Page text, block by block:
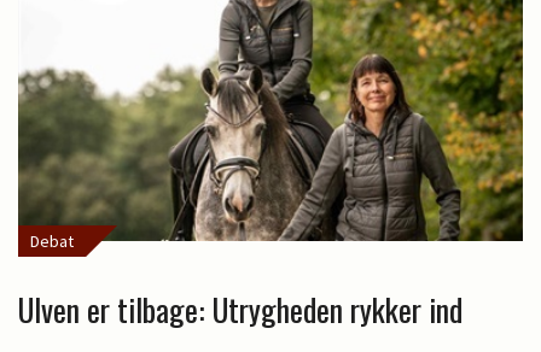
Debat
Ulven er tilbage: Utrygheden rykker ind